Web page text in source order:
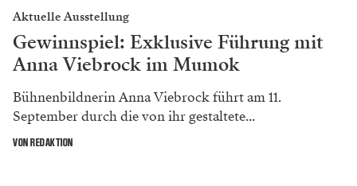
Aktuelle Ausstellung
Gewinnspiel: Exklusive Führung mit
Anna Viebrock im Mumok
Bühnenbildnerin Anna Viebrock führt am 11.
September durch die von ihr gestaltete...
VON REDAKTION